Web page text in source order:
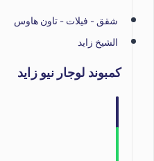
شقق - فيلات - تاون هاوس
الشيخ زايد
كمبوند لوجار نيو زايد